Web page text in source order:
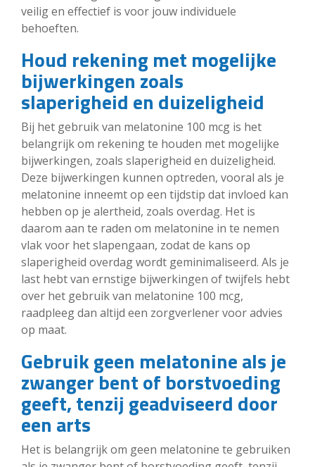
veilig en effectief is voor jouw individuele
behoeften.
Houd rekening met mogelijke
bijwerkingen zoals
slaperigheid en duizeligheid
Bij het gebruik van melatonine 100 mcg is het
belangrijk om rekening te houden met mogelijke
bijwerkingen, zoals slaperigheid en duizeligheid.
Deze bijwerkingen kunnen optreden, vooral als je
melatonine inneemt op een tijdstip dat invloed kan
hebben op je alertheid, zoals overdag. Het is
daarom aan te raden om melatonine in te nemen
vlak voor het slapengaan, zodat de kans op
slaperigheid overdag wordt geminimaliseerd. Als je
last hebt van ernstige bijwerkingen of twijfels hebt
over het gebruik van melatonine 100 mcg,
raadpleeg dan altijd een zorgverlener voor advies
op maat.
Gebruik geen melatonine als je
zwanger bent of borstvoeding
geeft, tenzij geadviseerd door
een arts
Het is belangrijk om geen melatonine te gebruiken